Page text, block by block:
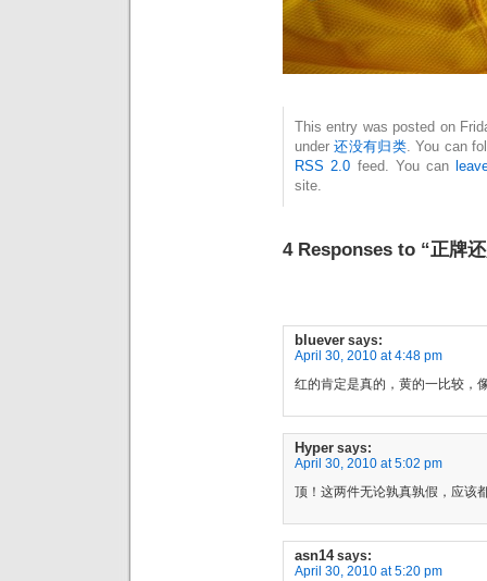
This entry was posted on
under还没有归类. You can
RSS 2.0 feed. You can
site.
4 Responses to “正牌
bluever says:
April 30, 2010 at 4:48 pm
红的肯定是真的，黄的一比较，
Hyper says:
April 30, 2010 at 5:02 pm
顶！这两件无论孰真孰假，应该
asn14 says:
April 30, 2010 at 5:20 pm